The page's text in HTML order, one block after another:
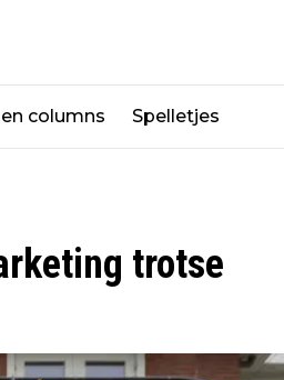
columns Spelletjes
trotse